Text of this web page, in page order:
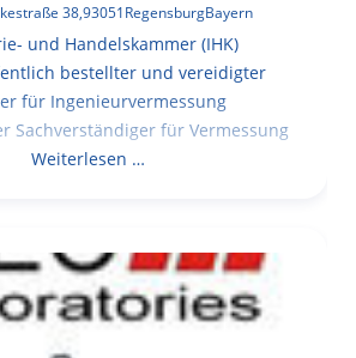
38,93051RegensburgBayern
und Handelskammer (IHK)
bestellter und vereidigter
für Ingenieurvermessung
Sachverständiger für Vermessung
Weiterlesen …